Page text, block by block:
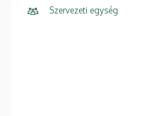
Szervezeti egység